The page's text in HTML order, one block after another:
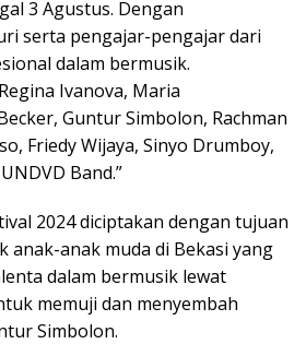
3 Agustus. Dengan
serta pengajar-pengajar dari
dalam bermusik.
Ivanova, Maria
Guntur Simbolon, Rachman
Friedy Wijaya, Sinyo Drumboy,
Band.”
2024 diciptakan dengan tujuan
anak-anak muda di Bekasi yang
dalam bermusik lewat
memuji dan menyembah
Simbolon.